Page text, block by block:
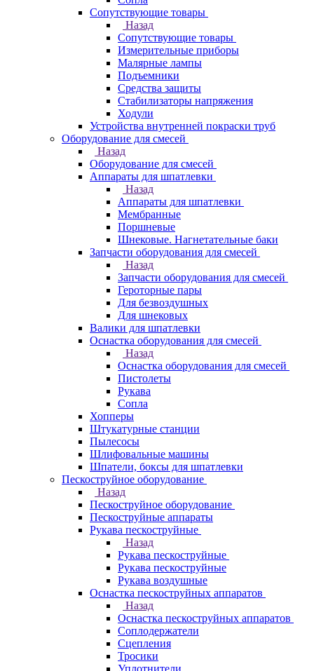
Сопутствующие товары
Назад
Сопутствующие товары
Измерительные приборы
Малярные лампы
Подъемники
Средства защиты
Стабилизаторы напряжения
Ходули
Устройства внутренней покраски труб
Оборудование для смесей
Назад
Оборудование для смесей
Аппараты для шпатлевки
Назад
Аппараты для шпатлевки
Мембранные
Поршневые
Шнековые. Нагнетательные баки
Запчасти оборудования для смесей
Назад
Запчасти оборудования для смесей
Героторные пары
Для безвоздушных
Для шнековых
Валики для шпатлевки
Оснастка оборудования для смесей
Назад
Оснастка оборудования для смесей
Пистолеты
Рукава
Сопла
Хопперы
Штукатурные станции
Пылесосы
Шлифовальные машины
Шпатели, боксы для шпатлевки
Пескоструйное оборудование
Назад
Пескоструйное оборудование
Пескоструйные аппараты
Рукава пескоструйные
Назад
Рукава пескоструйные
Рукава пескоструйные
Рукава воздушные
Оснастка пескоструйных аппаратов
Назад
Оснастка пескоструйных аппаратов
Соплодержатели
Сцепления
Тросики
Уплотнители